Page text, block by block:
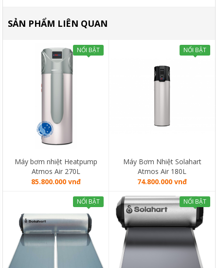
SẢN PHẨM LIÊN QUAN
NỔI BẬT
Máy bơm nhiệt Heatpump
Atmos Air 270L
85.800.000 vnđ
NỔI BẬT
Máy Bơm Nhiệt Solahart
Atmos Air 180L
74.800.000 vnđ
NỔI BẬT NỔI BẬT